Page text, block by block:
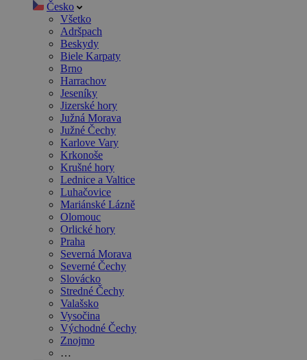
Česko
Všetko
Adršpach
Beskydy
Biele Karpaty
Brno
Harrachov
Jeseníky
Jizerské hory
Južná Morava
Južné Čechy
Karlove Vary
Krkonoše
Krušné hory
Lednice a Valtice
Luhačovice
Mariánské Lázně
Olomouc
Orlické hory
Praha
Severná Morava
Severné Čechy
Slovácko
Stredné Čechy
Valašsko
Vysočina
Východné Čechy
Znojmo
…